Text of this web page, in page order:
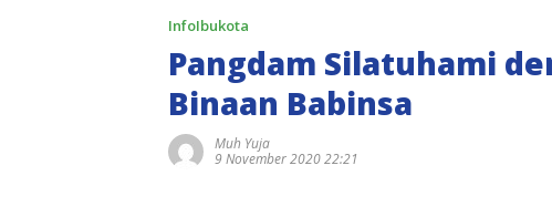
InfoIbukota
Pangdam Silatuhami
Binaan Babinsa
Muh Yuja
9 November 2020 22:21